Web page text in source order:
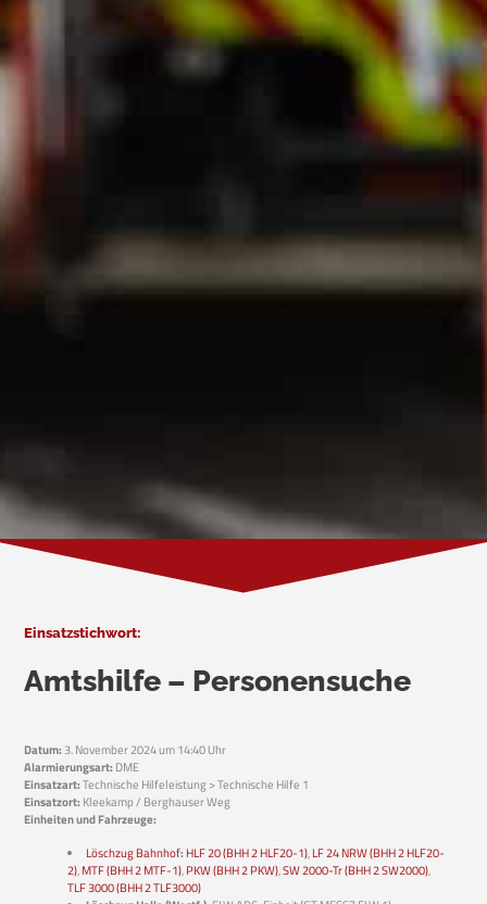
Einsatzstichwort:
Amtshilfe – Personensuche
Datum:3. November 2024 um 14:40 Uhr
Alarmierungsart:DME
Einsatzart:Technische Hilfeleistung > Technische Hilfe 1
Einsatzort:Kleekamp / Berghauser Weg
Einheiten und Fahrzeuge:
Löschzug Bahnhof: HLF 20 (BHH 2 HLF20-1),LF 24 NRW (BHH 2 HLF20-
2),MTF (BHH 2 MTF-1),PKW (BHH 2 PKW),SW 2000-Tr (BHH 2 SW2000),
TLF 3000 (BHH 2 TLF3000)